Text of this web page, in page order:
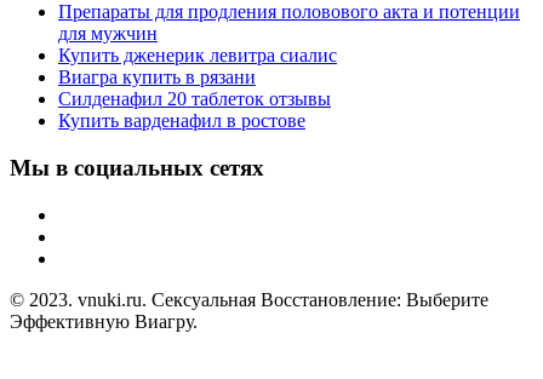
Препараты для продления половового акта и потенции
для мужчин
Купить дженерик левитра сиалис
Виагра купить в рязани
Силденафил 20 таблеток отзывы
Купить варденафил в ростове
Мы в социальных сетях
© 2023. vnuki.ru. Сексуальная Восстановление: Выберите
Эффективную Виагру.